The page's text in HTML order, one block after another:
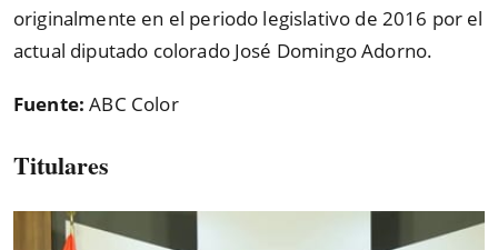
originalmente en el periodo legislativo de 2016 por el
actual diputado colorado José Domingo Adorno.
Fuente:ABC Color
Titulares